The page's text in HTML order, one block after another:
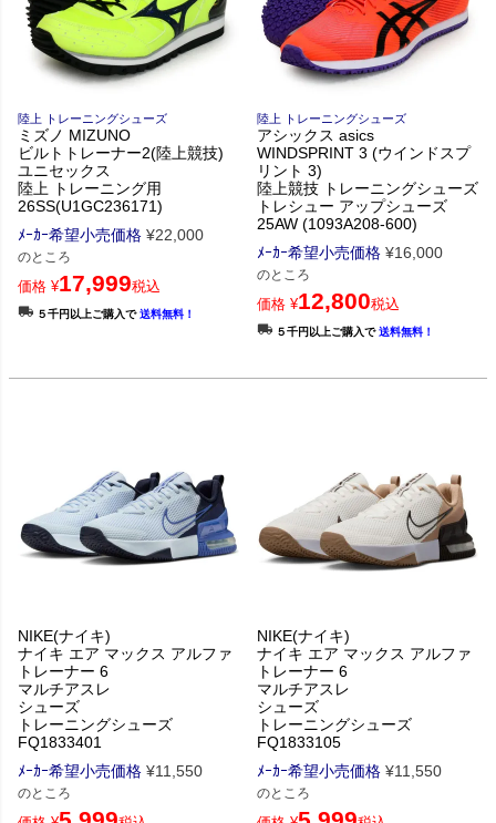
陸上 トレーニングシューズ
ミズノ MIZUNO
ビルトトレーナー2(陸上競技)
ユニセックス
陸上 トレーニング用
26SS(U1GC236171)
ﾒｰｶｰ希望小売価格 ¥22,000
のところ
価格 ¥17,999税込
５千円以上ご購入で送料無料！
陸上 トレーニングシューズ
アシックス asics
WINDSPRINT 3 (ウインドスプ
リント 3)
陸上競技 トレーニングシューズ
トレシュー アップシューズ
25AW (1093A208-600)
ﾒｰｶｰ希望小売価格 ¥16,000
のところ
価格 ¥12,800税込
５千円以上ご購入で送料無料！
NIKE(ナイキ)
ナイキ エア マックス アルファ
トレーナー 6
マルチアスレ
シューズ
トレーニングシューズ
FQ1833401
ﾒｰｶｰ希望小売価格 ¥11,550
のところ
NIKE(ナイキ)
ナイキ エア マックス アルファ
トレーナー 6
マルチアスレ
シューズ
トレーニングシューズ
FQ1833105
ﾒｰｶｰ希望小売価格 ¥11,550
のところ